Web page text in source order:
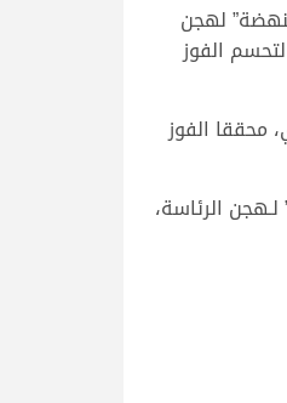
لهجن
الفوز
محققا الفوز
الرئاسة،